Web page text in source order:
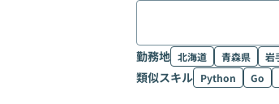
勤務地 北海道 青森県 岩
類似スキル Python Go